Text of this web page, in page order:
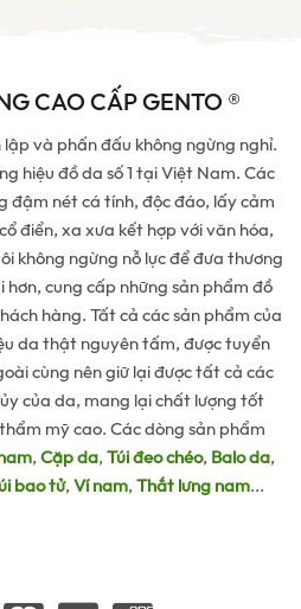
CAO CẤP GENTO ®
và phấn đấu không ngừng nghỉ.
hiệu đồ da số 1 tại Việt Nam. Các
đậm nét cá tính, độc đáo, lấy cảm
điển, xa xưa kết hợp với văn hóa,
không ngừng nỗ lực để đưa thương
cung cấp những sản phẩm đồ
hàng. Tất cả các sản phẩm của
da thật nguyên tấm, được tuyển
cùng nên giữ lại được tất cả các
của da, mang lại chất lượng tốt
mỹ cao. Các dòng sản phẩm
,Cặp da,Túi đeo chéo, Balo da,
bao tử,Ví nam,Thắt lưng nam...